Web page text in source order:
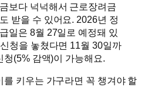
보다 넉넉해서 근로장려금
받을 수 있어요. 2026년 정
일은 8월 27일로 예정돼 있
청을 놓쳤다면 11월 30일까
청(5% 감액)이 가능해요.
를 키우는 가구라면 꼭 챙겨야 할